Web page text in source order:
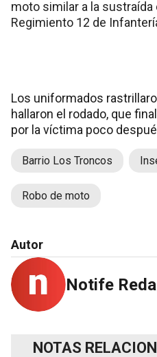
moto similar a la sustraída
Regimiento 12 de
Los uniformados
hallaron el rodado, que
por la víctima poco
Barrio Los Troncos
Robo de moto
Autor
Notife
NOTAS